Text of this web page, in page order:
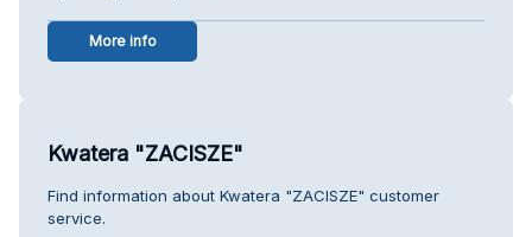
More info
Kwatera "ZACISZE"
Find information about Kwatera "ZACISZE" customer
service.